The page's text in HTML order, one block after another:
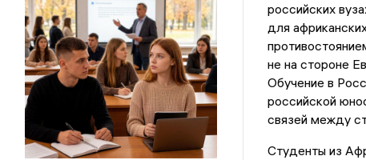
российских
для
не на стороне
Обучение в
российской
связей между
Студенты из